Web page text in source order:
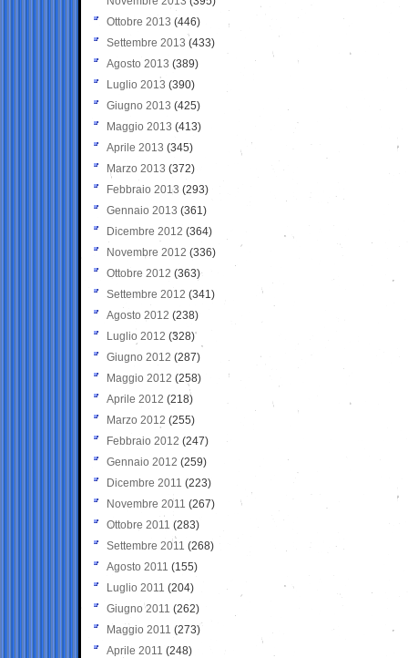
Ottobre 2013 (446)
Settembre 2013 (433)
Agosto 2013 (389)
Luglio 2013 (390)
Giugno 2013 (425)
Maggio 2013 (413)
Aprile 2013 (345)
Marzo 2013 (372)
Febbraio 2013 (293)
Gennaio 2013 (361)
Dicembre 2012 (364)
Novembre 2012 (336)
Ottobre 2012 (363)
Settembre 2012 (341)
Agosto 2012 (238)
Luglio 2012 (328)
Giugno 2012 (287)
Maggio 2012 (258)
Aprile 2012 (218)
Marzo 2012 (255)
Febbraio 2012 (247)
Gennaio 2012 (259)
Dicembre 2011 (223)
Novembre 2011 (267)
Ottobre 2011 (283)
Settembre 2011 (268)
Agosto 2011 (155)
Luglio 2011 (204)
Giugno 2011 (262)
Maggio 2011 (273)
Aprile 2011 (248)